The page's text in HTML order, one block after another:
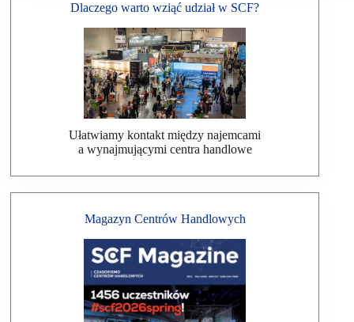
Dlaczego warto wziąć udział w SCF?
Ułatwiamy kontakt między najemcami
a wynajmującymi centra handlowe
Magazyn Centrów Handlowych